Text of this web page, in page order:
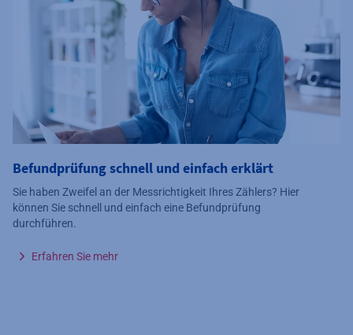
Befundprüfung schnell und einfach erklärt
Sie haben Zweifel an der Messrichtigkeit Ihres Zählers? Hier
können Sie schnell und einfach eine Befundprüfung
durchführen.
Erfahren Sie mehr